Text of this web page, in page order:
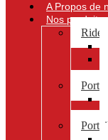
A Propos de
Nos produits